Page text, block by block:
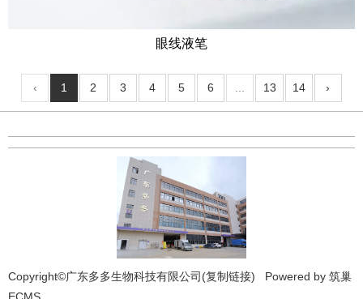
眼线液笔
‹ 1 2 3 4 5 6 ... 13 14 ›
Copyright©广东多多生物科技有限公司(复制链接) Powered by 筑巢
ECMS